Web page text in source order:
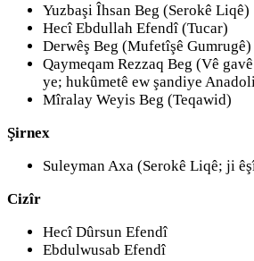
Yuzbaşi Îhsan Beg (Serokê Liqê)
Hecî Ebdullah Efendî (Tucar)
Derwêş Beg (Mufetîşê Gumrugê)
Qaymeqam Rezzaq Beg (Vê
ye; hukûmetê ew şandiye
Mîralay Weyis Beg (Teqawid)
Şirnex
Suleyman Axa (Serokê Liqê; ji
Cizîr
Hecî Dûrsun Efendî
Ebdulwusab Efendî